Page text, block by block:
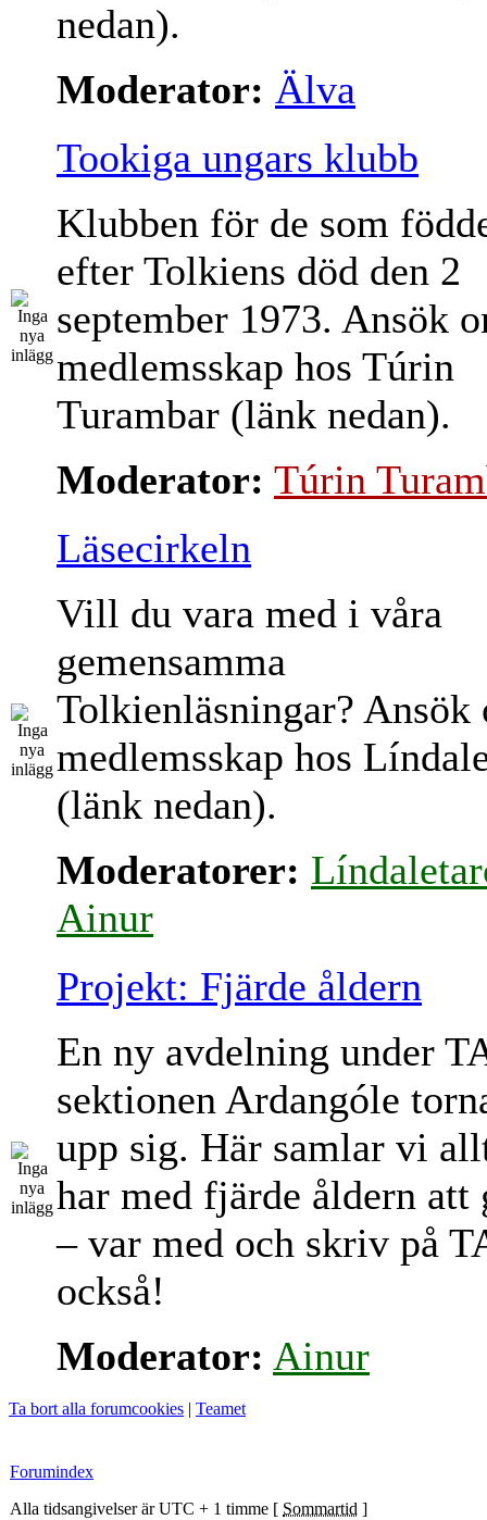
nedan).
Moderator: Älva
Tookiga ungars klubb
Klubben för de som
efter Tolkiens död den 2
september 1973. Ansök
medlemsskap hos Túrin
Turambar (länk nedan).
Moderator: Túrin
Läsecirkeln
Vill du vara med i våra
gemensamma
Tolkienläsningar? Ansök
medlemsskap hos
(länk nedan).
Moderatorer:
Ainur
Projekt: Fjärde åldern
En ny avdelning under
sektionen Ardangóle
upp sig. Här samlar vi
har med fjärde åldern att
– var med och skriv på
också!
Moderator: Ainur
Ta bort alla forumcookies | Teamet
Forumindex
Alla tidsangivelser är UTC + 1 timme [ Sommartid ]